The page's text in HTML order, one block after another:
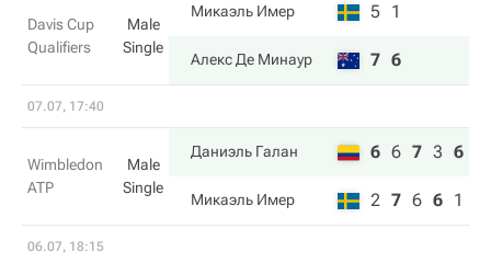
Davis Cup
Qualifiers
Male
Single
Микаэль Имер 5 1
Алекс Де Минаур 7 6
07.07, 17:40
Wimbledon
ATP
Male
Single
Даниэль Галан 6 6 7 3 6
Микаэль Имер 2 7 6 6 1
06.07, 18:15